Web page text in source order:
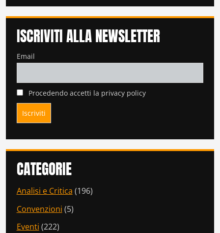
ISCRIVITI ALLA NEWSLETTER
Email
Procedendo accetti la privacy policy
CATEGORIE
Analisi e Critica (196)
Convenzioni (5)
Eventi (222)